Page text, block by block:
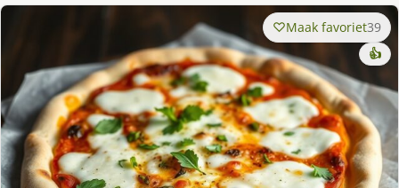
Maak favoriet39
👍